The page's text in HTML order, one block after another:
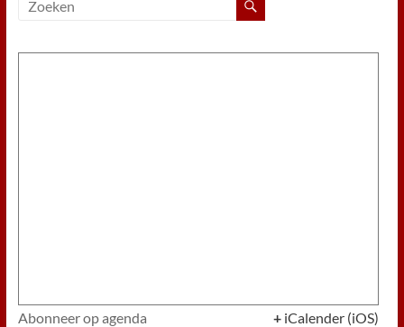
Abonneer op agenda +iCalender (iOS)